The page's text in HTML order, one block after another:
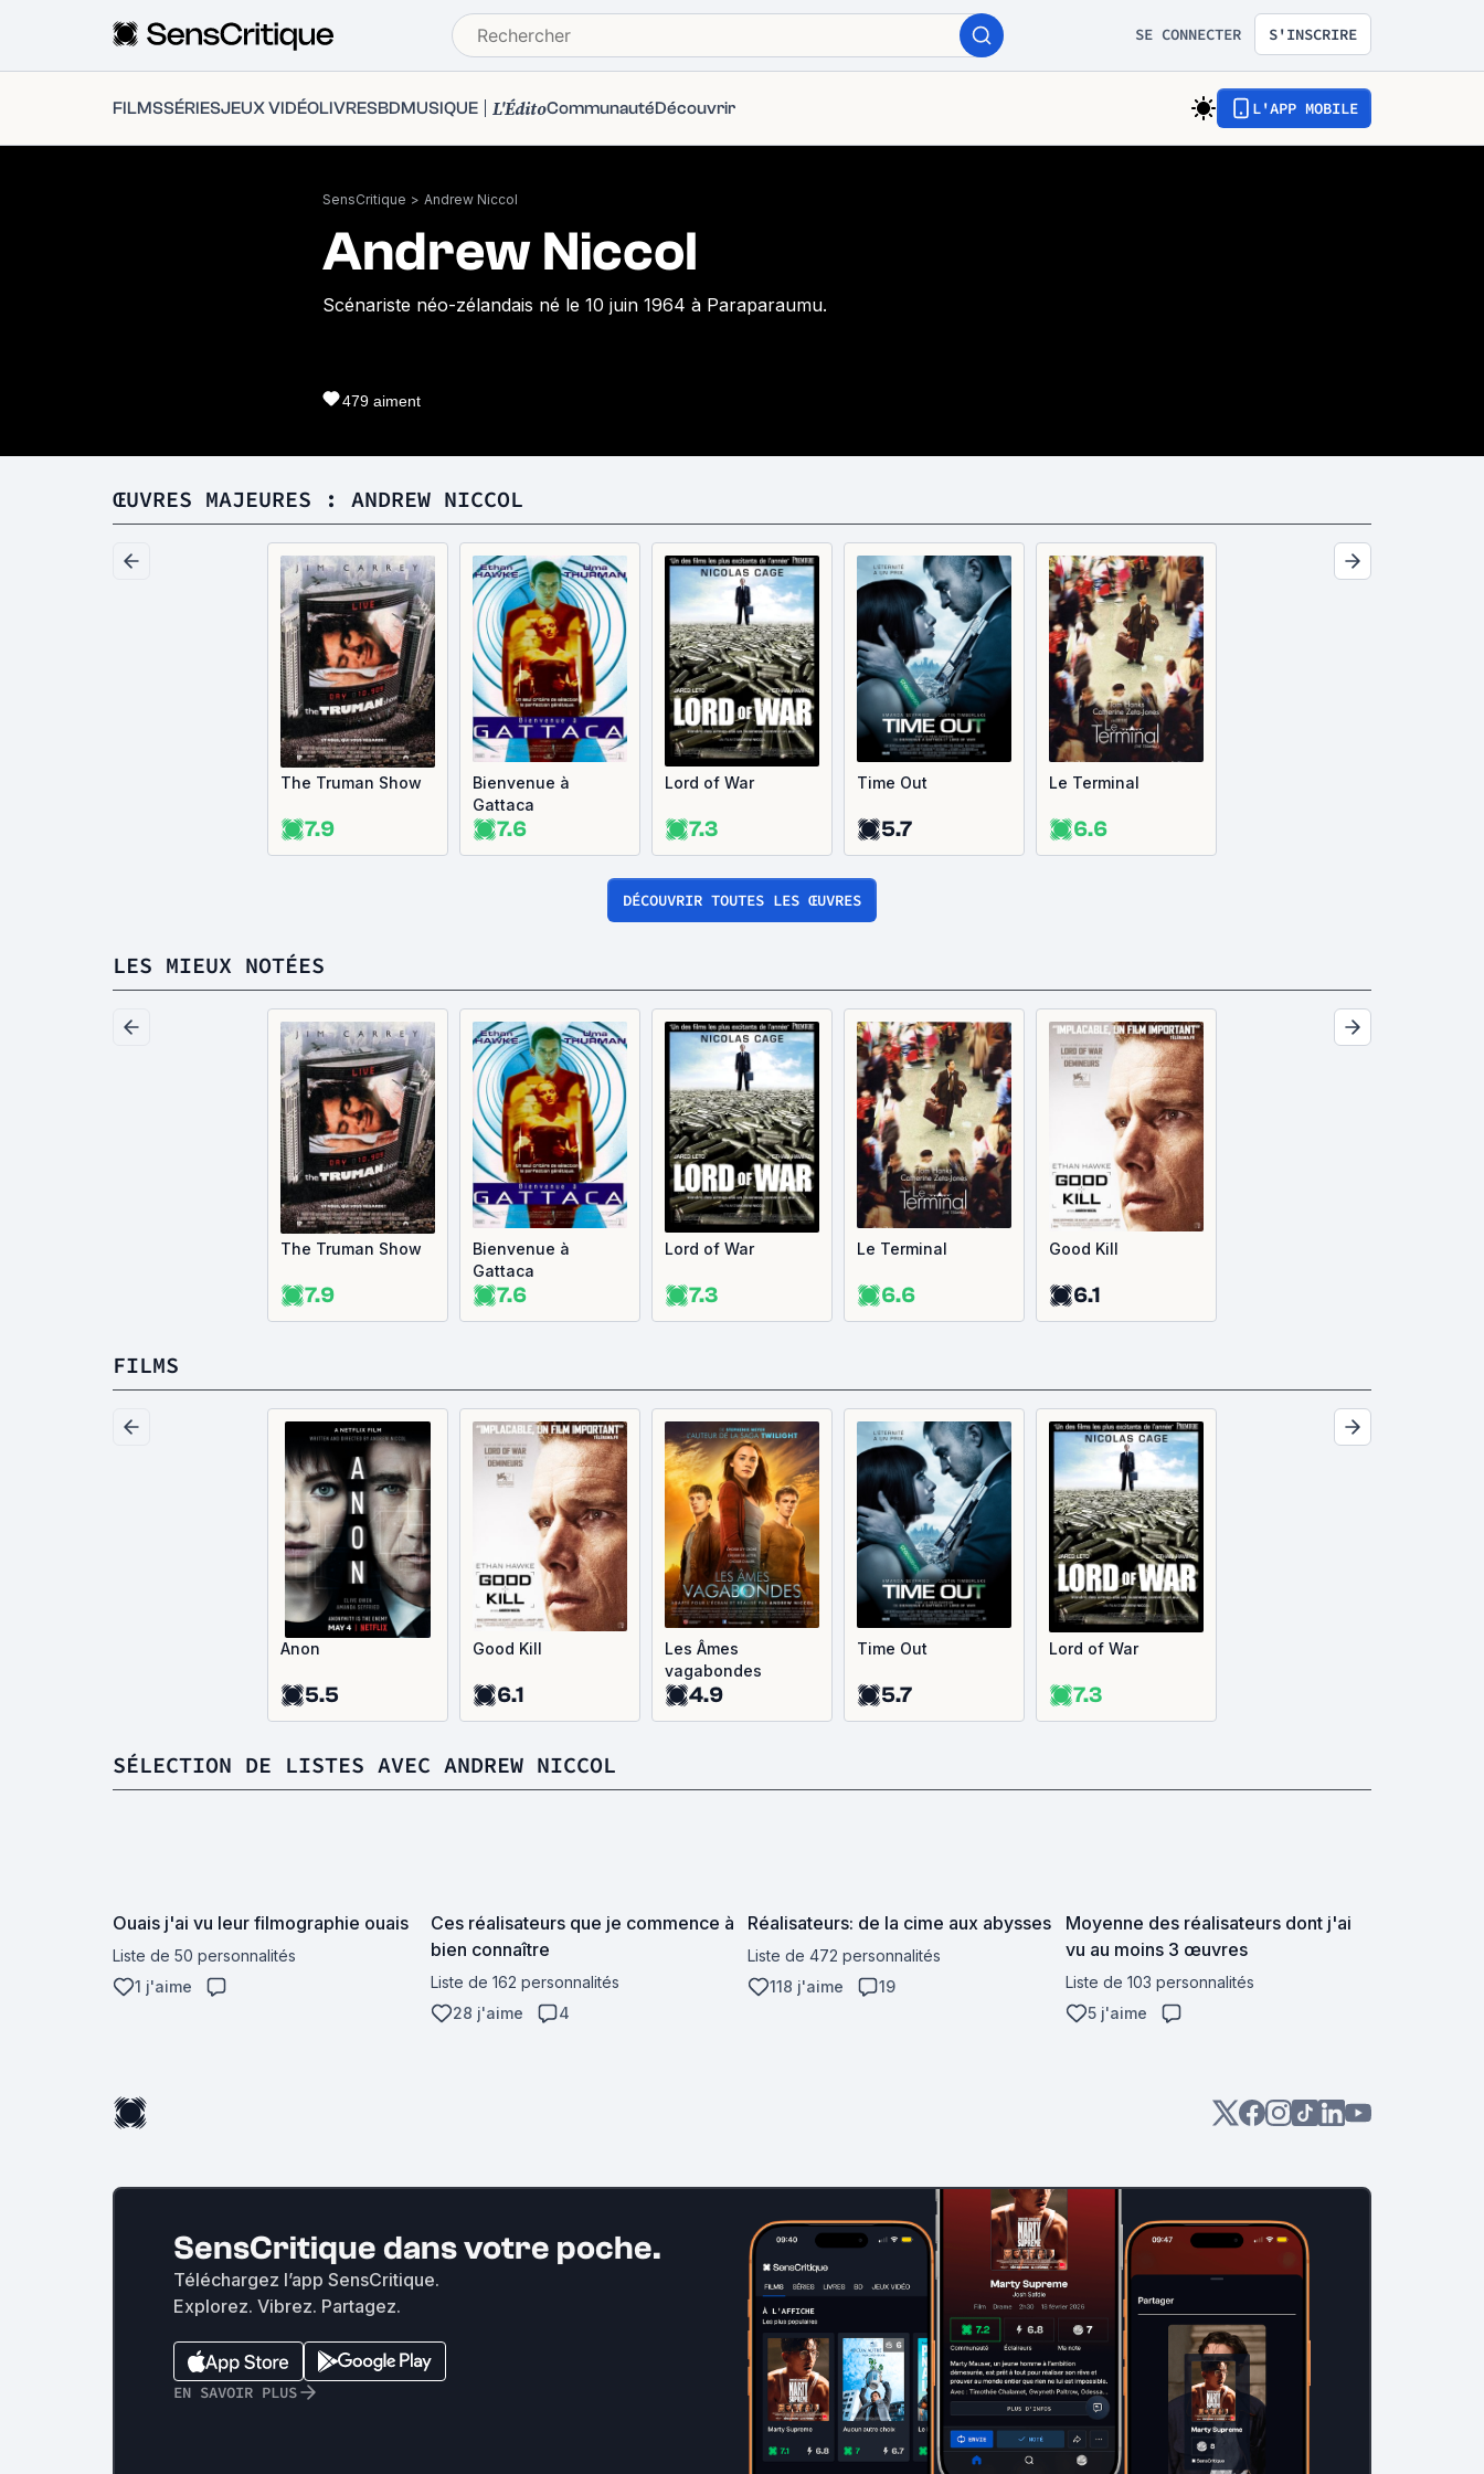
SE CONNECTER S'INSCRIRE
FILMSSÉRIESJEUX VIDÉOLIVRESBDMUSIQUE L'ÉditoCommunautéDécouvrir L'APP MOBILE
SensCritique > Andrew Niccol
Andrew Niccol
Scénariste néo-zélandais né le 10 juin 1964 à Paraparaumu.
479 aiment
ŒUVRES MAJEURES : ANDREW NICCOL
The Truman Show
7.9
Bienvenue à
Gattaca
7.6
Lord of War
7.3
Time Out
5.7
Le Terminal
6.6
DÉCOUVRIR TOUTES LES ŒUVRES
LES MIEUX NOTÉES
The Truman Show
7.9
Bienvenue à
Gattaca
7.6
Lord of War
7.3
Le Terminal
6.6
Good Kill
6.1
FILMS
Anon
5.5
Good Kill
6.1
Les Âmes
vagabondes
4.9
Time Out
5.7
Lord of War
7.3
SÉLECTION DE LISTES AVEC ANDREW NICCOL
Ouais j'ai vu leur filmographie ouais
Liste de 50 personnalités
1 j'aime
Ces réalisateurs que je commence à
bien connaître
Liste de 162 personnalités
28 j'aime
4
Réalisateurs: de la cime aux abysses
Liste de 472 personnalités
118 j'aime
19
Moyenne des réalisateurs dont j'ai
vu au moins 3 œuvres
Liste de 103 personnalités
5 j'aime
SensCritique dans votre poche.
Téléchargez l’app SensCritique.
Explorez. Vibrez. Partagez.
EN SAVOIR PLUS